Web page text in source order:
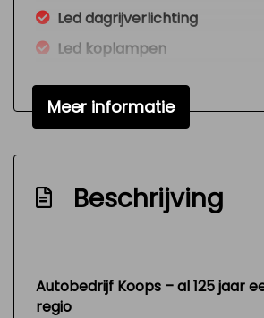
Led dagrijverlichting
Led koplampen
Metaalkleur
Sportonderstel
Interieur
Meer informatie
Beschrijving
Autobedrijf Koops – al 125 jaar
regio